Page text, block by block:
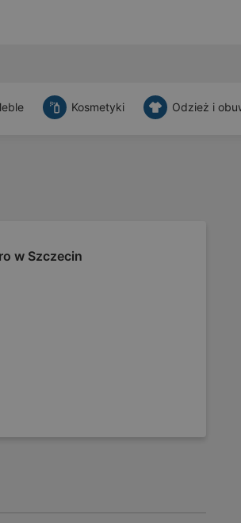
Kosmetyki Odzież i
w Szczecin